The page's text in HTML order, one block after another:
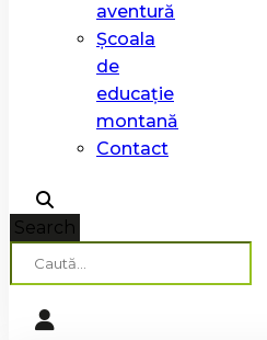
aventură
Școala
de
educație
montană
Contact
Search